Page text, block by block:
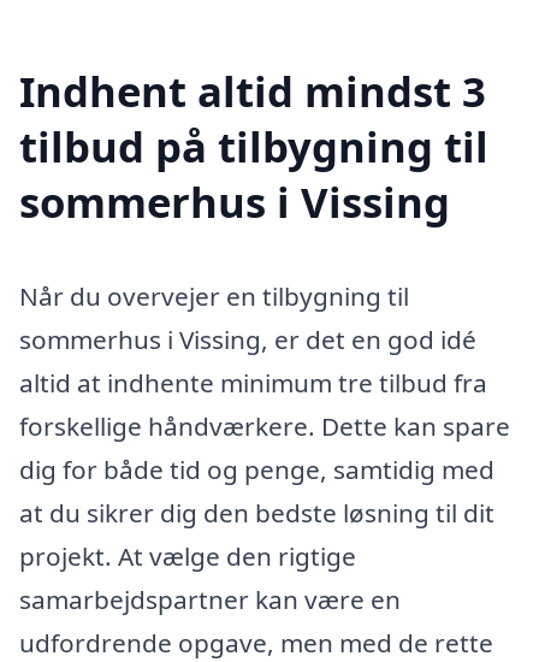
Indhent altid mindst 3
tilbud på tilbygning til
sommerhus i Vissing
Når du overvejer en tilbygning til
sommerhus i Vissing, er det en god idé
altid at indhente minimum tre tilbud fra
forskellige håndværkere. Dette kan spare
dig for både tid og penge, samtidig med
at du sikrer dig den bedste løsning til dit
projekt. At vælge den rigtige
samarbejdspartner kan være en
udfordrende opgave, men med de rette